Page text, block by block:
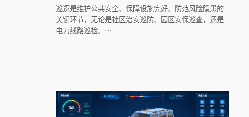
巡逻是维护公共安全、保障设施完好、防范风险隐患的
关键环节，无论是社区治安巡防、园区安保巡查，还是
电力线路巡检、…